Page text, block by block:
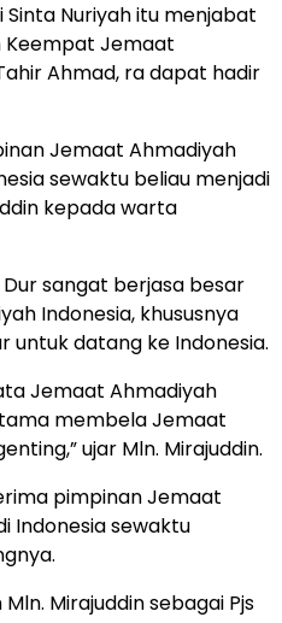
Nuriyah itu menjabat
Keempat Jemaat
Ahmad, ra dapat hadir
Jemaat Ahmadiyah
sewaktu beliau menjadi
kepada warta
sangat berjasa besar
Indonesia, khususnya
untuk datang ke Indonesia.
Jemaat Ahmadiyah
membela Jemaat
ujar Mln. Mirajuddin.
pimpinan Jemaat
Indonesia sewaktu
Mirajuddin sebagai Pjs